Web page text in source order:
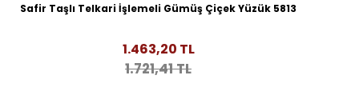
Safir Taşlı Telkari İşlemeli Gümüş Çiçek Yüzük 5813
1.463,20 TL
1.721,41 TL